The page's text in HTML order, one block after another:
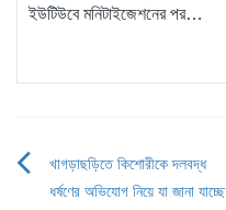
ইউটিউবে মনিটাইজেশনের পর…
Post
খাগড়াছড়িতে কিশোরীকে দলবদ্ধ
ধর্ষণের অভিযোগ নিয়ে যা জানা যাচ্ছে